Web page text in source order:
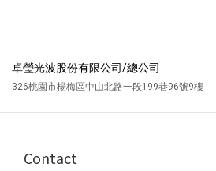
卓瑩光波股份有限公司/總公司
326桃園市楊梅區中山北路一段199巷96號9樓
Contact